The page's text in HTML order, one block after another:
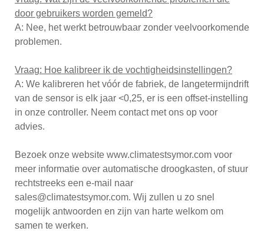
door gebruikers worden gemeld?
A: Nee, het werkt betrouwbaar zonder veelvoorkomende
problemen.
Vraag: Hoe kalibreer ik de vochtigheidsinstellingen?
A: We kalibreren het vóór de fabriek, de langetermijndrift
van de sensor is elk jaar <0,25, er is een offset-instelling
in onze controller. Neem contact met ons op voor
advies.
Bezoek onze website www.climatestsymor.com voor
meer informatie over automatische droogkasten, of stuur
rechtstreeks een e-mail naar
sales@climatestsymor.com. Wij zullen u zo snel
mogelijk antwoorden en zijn van harte welkom om
samen te werken.